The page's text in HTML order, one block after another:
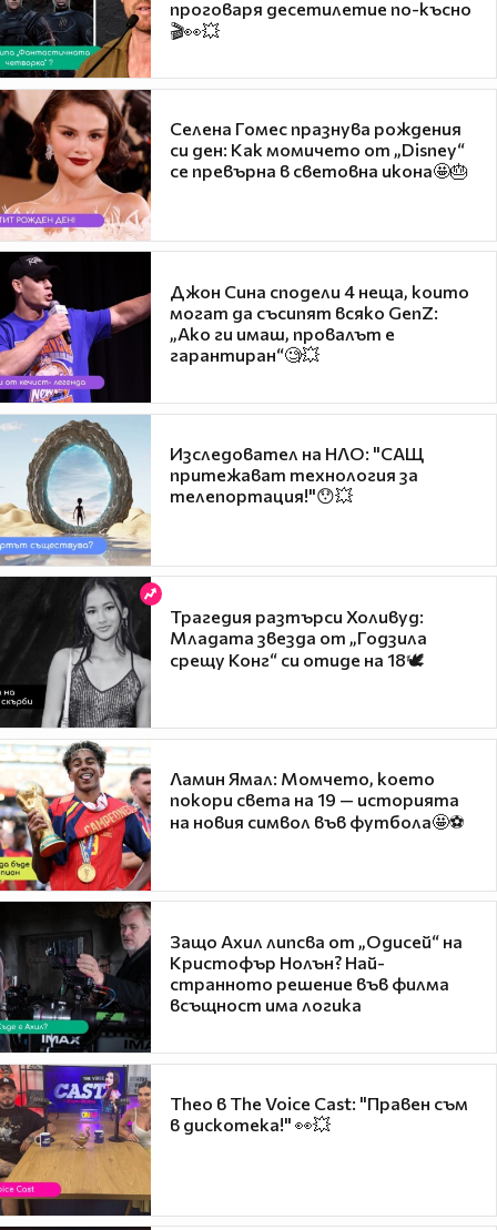
проговаря десетилетие по-късно
🎬👀💥
Селена Гомес празнува рождения
си ден: Как момичето от „Disney“
се превърна в световна икона🤩🎂
Джон Сина сподели 4 неща, които
могат да съсипят всяко GenZ:
„Ако ги имаш, провалът е
гарантиран“🧐💥
Изследовател на НЛО: "САЩ
притежават технология за
телепортация!"😯💥
Трагедия разтърси Холивуд:
Младата звезда от „Годзила
срещу Конг“ си отиде на 18🕊️
Ламин Ямал: Момчето, което
покори света на 19 — историята
на новия символ във футбола🤩⚽
Защо Ахил липсва от „Одисей“ на
Кристофър Нолън? Най-
странното решение във филма
всъщност има логика
Theo в The Voice Cast: "Правен съм
в дискотека!" 👀💥